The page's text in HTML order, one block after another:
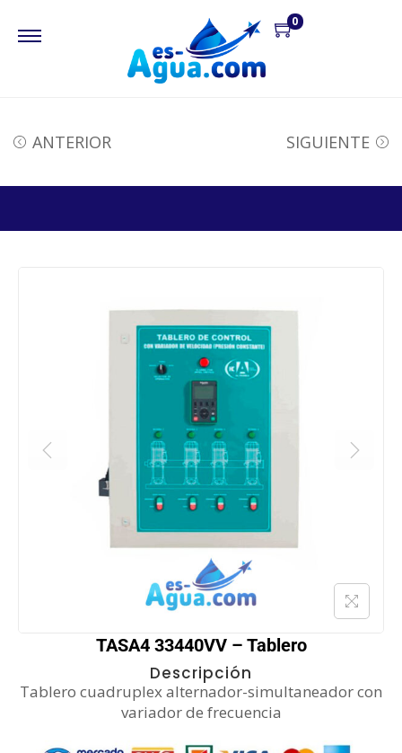
0
ANTERIOR SIGUIENTE
TASA4 33440VV – Tablero
Descripción
Tablero cuadruplex alternador-simultaneador con
variador de frecuencia